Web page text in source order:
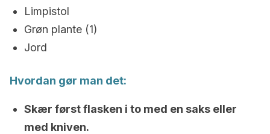
Limpistol
Grøn plante (1)
Jord
Hvordan gør man det:
Skær først flasken i to med en saks eller
med kniven.